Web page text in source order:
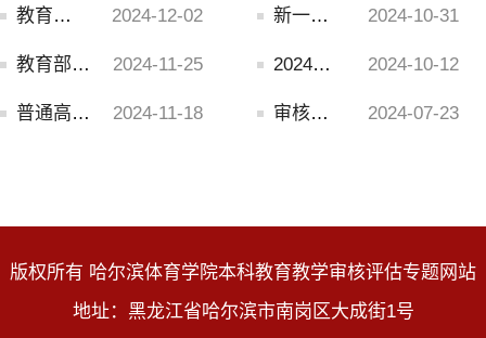
2024-12-02
教育部关于一流本科课程建设的实施意见
2024-11-25
教育部关于加强和规范普通本科高校实习管理工作的意见
2024-11-18
普通高等学校辅导员队伍建设规定
2024-10-31
新一轮普通高等学校本科教育教学审核评估42问
2024-10-12
2024年高等教育质量监测国家数据平台数据填报指南-通用篇
2024-07-23
审核评估指标体系定量指标释义及计算方法
版权所有 哈尔滨体育学院本科教育教学审核评估专题网站
地址：黑龙江省哈尔滨市南岗区大成街1号